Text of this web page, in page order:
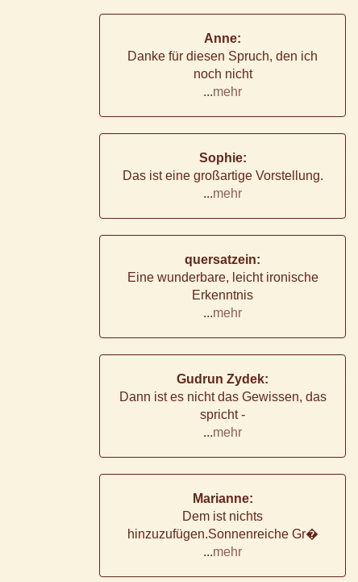
Anne:
Danke für diesen Spruch, den ich
noch nicht
...mehr
Sophie:
Das ist eine großartige Vorstellung.
...mehr
quersatzein:
Eine wunderbare, leicht ironische
Erkenntnis
...mehr
Gudrun Zydek:
Dann ist es nicht das Gewissen, das
spricht -
...mehr
Marianne:
Dem ist nichts
hinzuzufügen.Sonnenreiche Gr�
...mehr